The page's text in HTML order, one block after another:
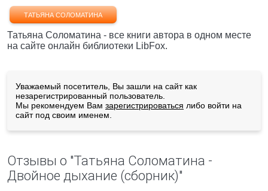
ТАТЬЯНА СОЛОМАТИНА
Татьяна Соломатина - все книги автора в одном месте
на сайте онлайн библиотеки LibFox.
Уважаемый посетитель, Вы зашли на сайт как
незарегистрированный пользователь.
Мы рекомендуем Вам зарегистрироваться либо войти на
сайт под своим именем.
Отзывы о "Татьяна Соломатина -
Двойное дыхание (сборник)"